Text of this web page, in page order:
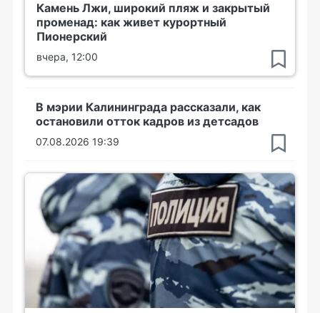
Камень Лжи, широкий пляж и закрытый
променад: как живет курортный
Пионерский
вчера, 12:00
В мэрии Калининграда рассказали, как
остановили отток кадров из детсадов
07.08.2026 19:39